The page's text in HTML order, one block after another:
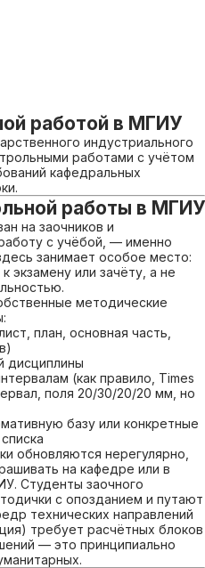
работой в МГИУ
индустриального
работами с учётом
кафедральных
работы в МГИУ
на заочников и
с учёбой, — именно
занимает особое место:
экзамену или зачёту, а не
методические
план, основная часть,
дисциплины
(как правило, Times
поля 20/30/20/20 мм, но
базу или конкретные
обновляются нерегулярно,
на кафедре или в
Студенты заочного
с опозданием и путают
технических направлений
требует расчётных блоков
— это принципиально